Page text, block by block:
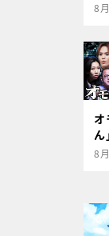
8
オ
ん
8